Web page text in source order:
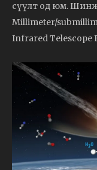
сүүлт од юм.
Millimeter/
Infrared Telescope